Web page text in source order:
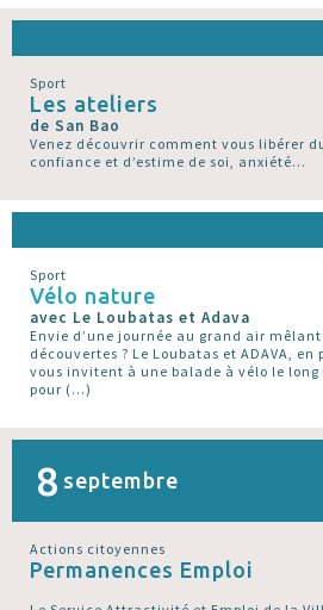
Sport
Les ateliers
de San Bao
Venez découvrir comment vous libérer
confiance et d’estime de soi, anxiété...
Sport
Vélo nature
avec Le Loubatas et Adava
Envie d’une journée au grand air
découvertes ? Le Loubatas et ADAVA,
vous invitent à une balade à vélo le long
pour (…)
8 septembre
Actions citoyennes
Permanences Emploi